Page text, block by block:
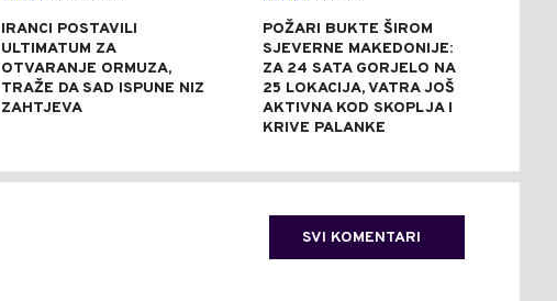
IRANCI POSTAVILI
ULTIMATUM ZA
OTVARANJE ORMUZA,
TRAŽE DA SAD ISPUNE NIZ
ZAHTJEVA
POŽARI BUKTE ŠIROM
SJEVERNE MAKEDONIJE:
ZA 24 SATA GORJELO NA
25 LOKACIJA, VATRA JOŠ
AKTIVNA KOD SKOPLJA I
KRIVE PALANKE
SVI KOMENTARI